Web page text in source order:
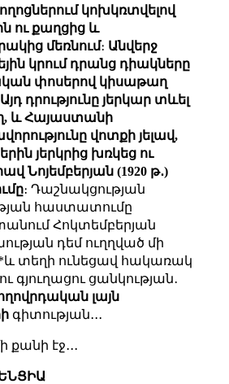
կոխկռտվելով
ու քաղցից և
մեռնում։ Անվերջ
կրում դրանց դիակները
փոսերով կիսաթաղ
Այդ դրությունը յերկար տևել
և Հայաստանի
վոտքի յելավ,
յերկրից խռկեց ու
Նոյեմբերյան (1920 թ․)
։ Դաշնակցության
հաստատումը
Հոկտեմբերյան
դեմ ուղղված մի
տեղի ունեցավ հակառակ
գյուղացու ցանկության․
լայն
գիտության․․․
քանի էջ․․․